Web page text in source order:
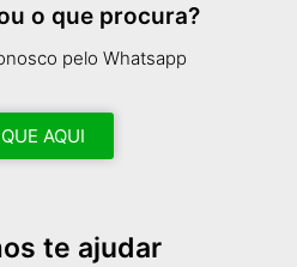
o que procura?
pelo Whatsapp
AQUI
te ajudar